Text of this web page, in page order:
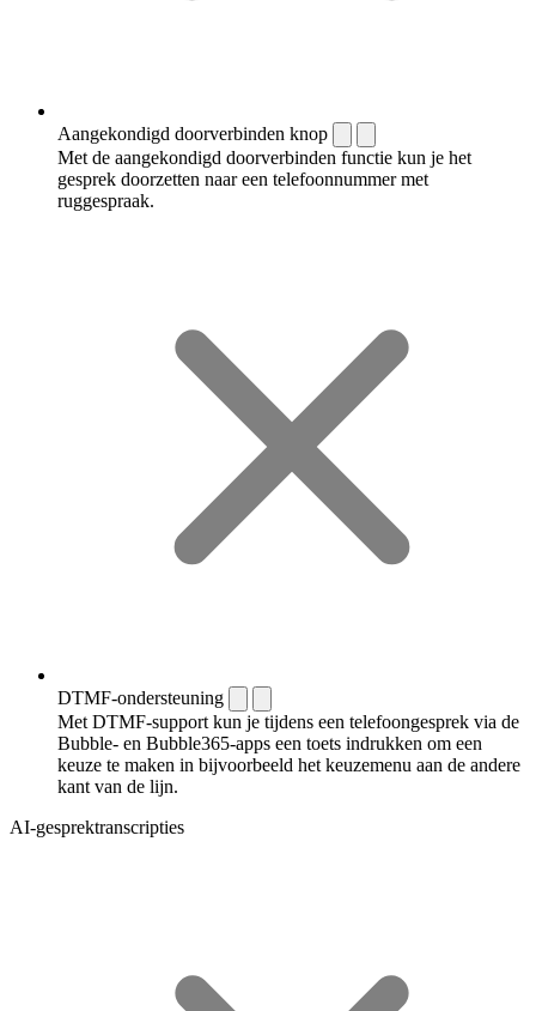
Aangekondigd doorverbinden knop
Met de aangekondigd doorverbinden functie kun je het
gesprek doorzetten naar een telefoonnummer met
ruggespraak.
DTMF-ondersteuning
Met DTMF-support kun je tijdens een telefoongesprek via de
Bubble- en Bubble365-apps een toets indrukken om een
keuze te maken in bijvoorbeeld het keuzemenu aan de andere
kant van de lijn.
AI-gesprektranscripties